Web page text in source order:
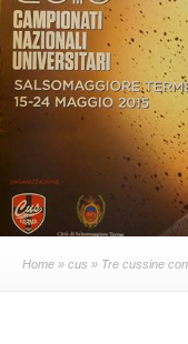
Home » cus » Tre cussine